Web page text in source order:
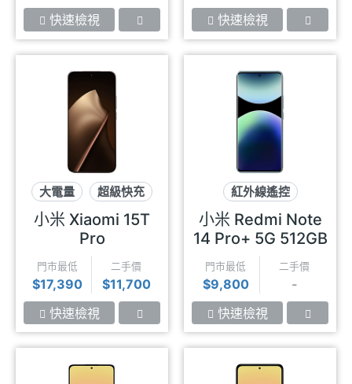
快速檢視
快速檢視
大電量
超級快充
徠卡影像
小米 Xiaomi 15T
Pro
門市最低
$17,390
二手價
$11,700
快速檢視
紅外線遙控
超級快充
2億畫素
小米 Redmi Note
14 Pro+ 5G 512GB
門市最低
$9,800
二手價
-
快速檢視